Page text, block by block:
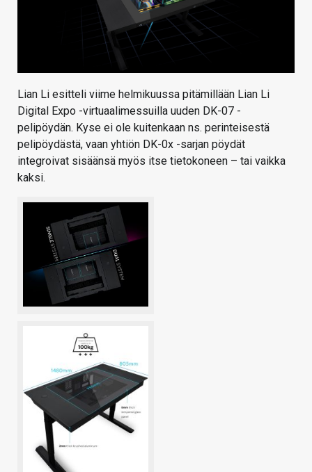
Lian Li esitteli viime helmikuussa pitämillään Lian Li
Digital Expo -virtuaalimessuilla uuden DK-07 -
pelipöydän. Kyse ei ole kuitenkaan ns. perinteisestä
pelipöydästä, vaan yhtiön DK-0x -sarjan pöydät
integroivat sisäänsä myös itse tietokoneen – tai vaikka
kaksi.